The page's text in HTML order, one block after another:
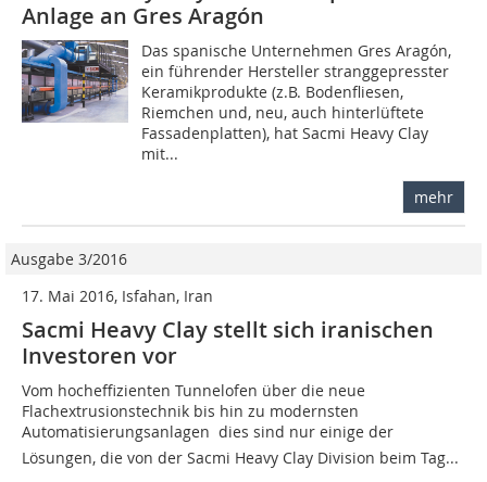
Anlage an Gres Aragón
Das spanische Unternehmen Gres Aragón,
ein führender Hersteller stranggepresster
Keramikprodukte (z.B. Bodenfliesen,
Riemchen und, neu, auch hinterlüftete
Fassadenplatten), hat Sacmi Heavy Clay
mit...
mehr
Ausgabe 3/2016
17. Mai 2016, Isfahan, Iran
Sacmi Heavy Clay stellt sich iranischen
Investoren vor
Vom hocheffizienten Tunnelofen über die neue
Flachextrusionstechnik bis hin zu modernsten
Automatisierungsanlagen  dies sind nur einige der
Lösungen, die von der Sacmi Heavy Clay Division beim Tag...